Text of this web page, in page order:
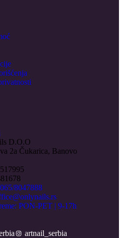
D.O.O
2a Čukarica, Banovo
8047888
PON-PET | 9-17h
artnail_serbia